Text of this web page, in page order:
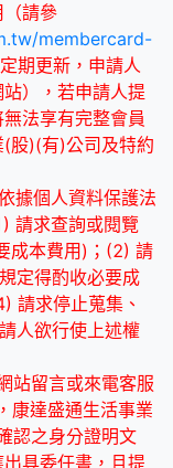
請參
membercard-
期更新，申請人
），若申請人提
法享有完整會員
股)(有)公司及特約
據個人資料保護法
請求查詢或閱覽
成本費用)；(2) 請
定得酌收必要成
請求停止蒐集、
人欲行使上述權
站留言或來電客服
康達盛通生活事業
認之身分證明文
具委任書，且提